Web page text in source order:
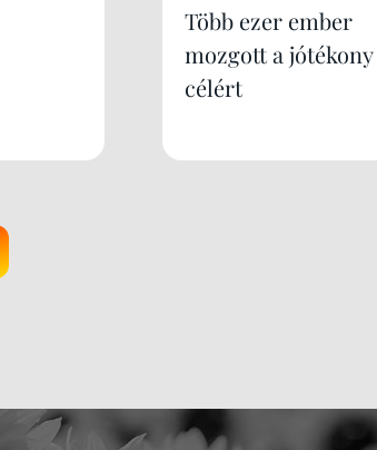
Több ezer ember
mozgott a jótékony
célért